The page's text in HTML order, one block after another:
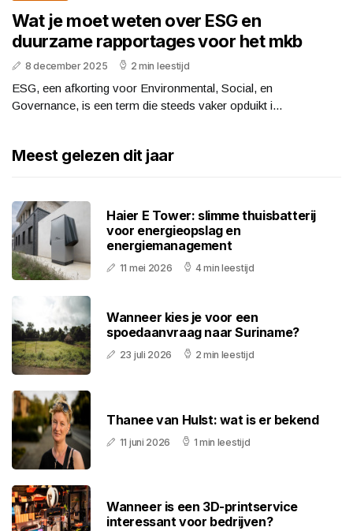
Wat je moet weten over ESG en
duurzame rapportages voor het mkb
8 december 2025 2 min leestijd
ESG, een afkorting voor Environmental, Social, en
Governance, is een term die steeds vaker opduikt i...
Meest gelezen dit jaar
Haier E Tower: slimme thuisbatterij
voor energieopslag en
energiemanagement
11 mei 2026 4 min leestijd
Wanneer kies je voor een
spoedaanvraag naar Suriname?
23 juli 2026 2 min leestijd
Thanee van Hulst: wat is er bekend
11 juni 2026 1 min leestijd
Wanneer is een 3D-printservice
interessant voor bedrijven?